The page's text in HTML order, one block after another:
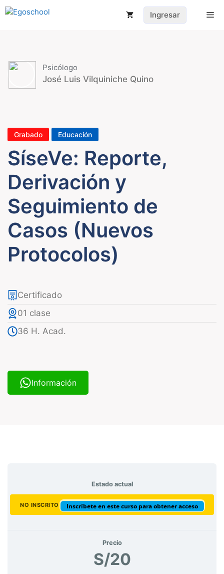
Saltar
Ingresar
Psicólogo
José Luis Vilquiniche Quino
Grabado Educación
SíseVe: Reporte,
Derivación y
Seguimiento de
Casos (Nuevos
Protocolos)
Certificado
01 clase
36 H. Acad.
Información
Estado actual
NO INSCRITO Inscríbete en este curso para obtener acceso
Precio
S/20